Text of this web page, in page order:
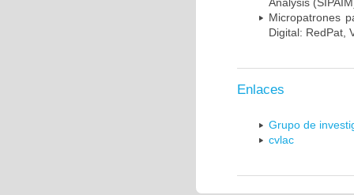
Micropatrones
Digital: RedPat,
Enlaces
Grupo de
cvlac